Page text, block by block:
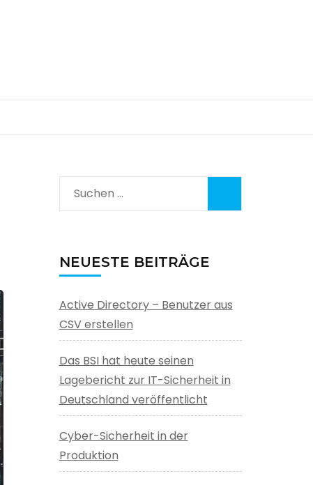
Suchen
nach:
NEUESTE BEITRÄGE
Active Directory – Benutzer aus
CSV erstellen
Das BSI hat heute seinen
Lagebericht zur IT-Sicherheit in
Deutschland veröffentlicht
Cyber-Sicherheit in der
Produktion